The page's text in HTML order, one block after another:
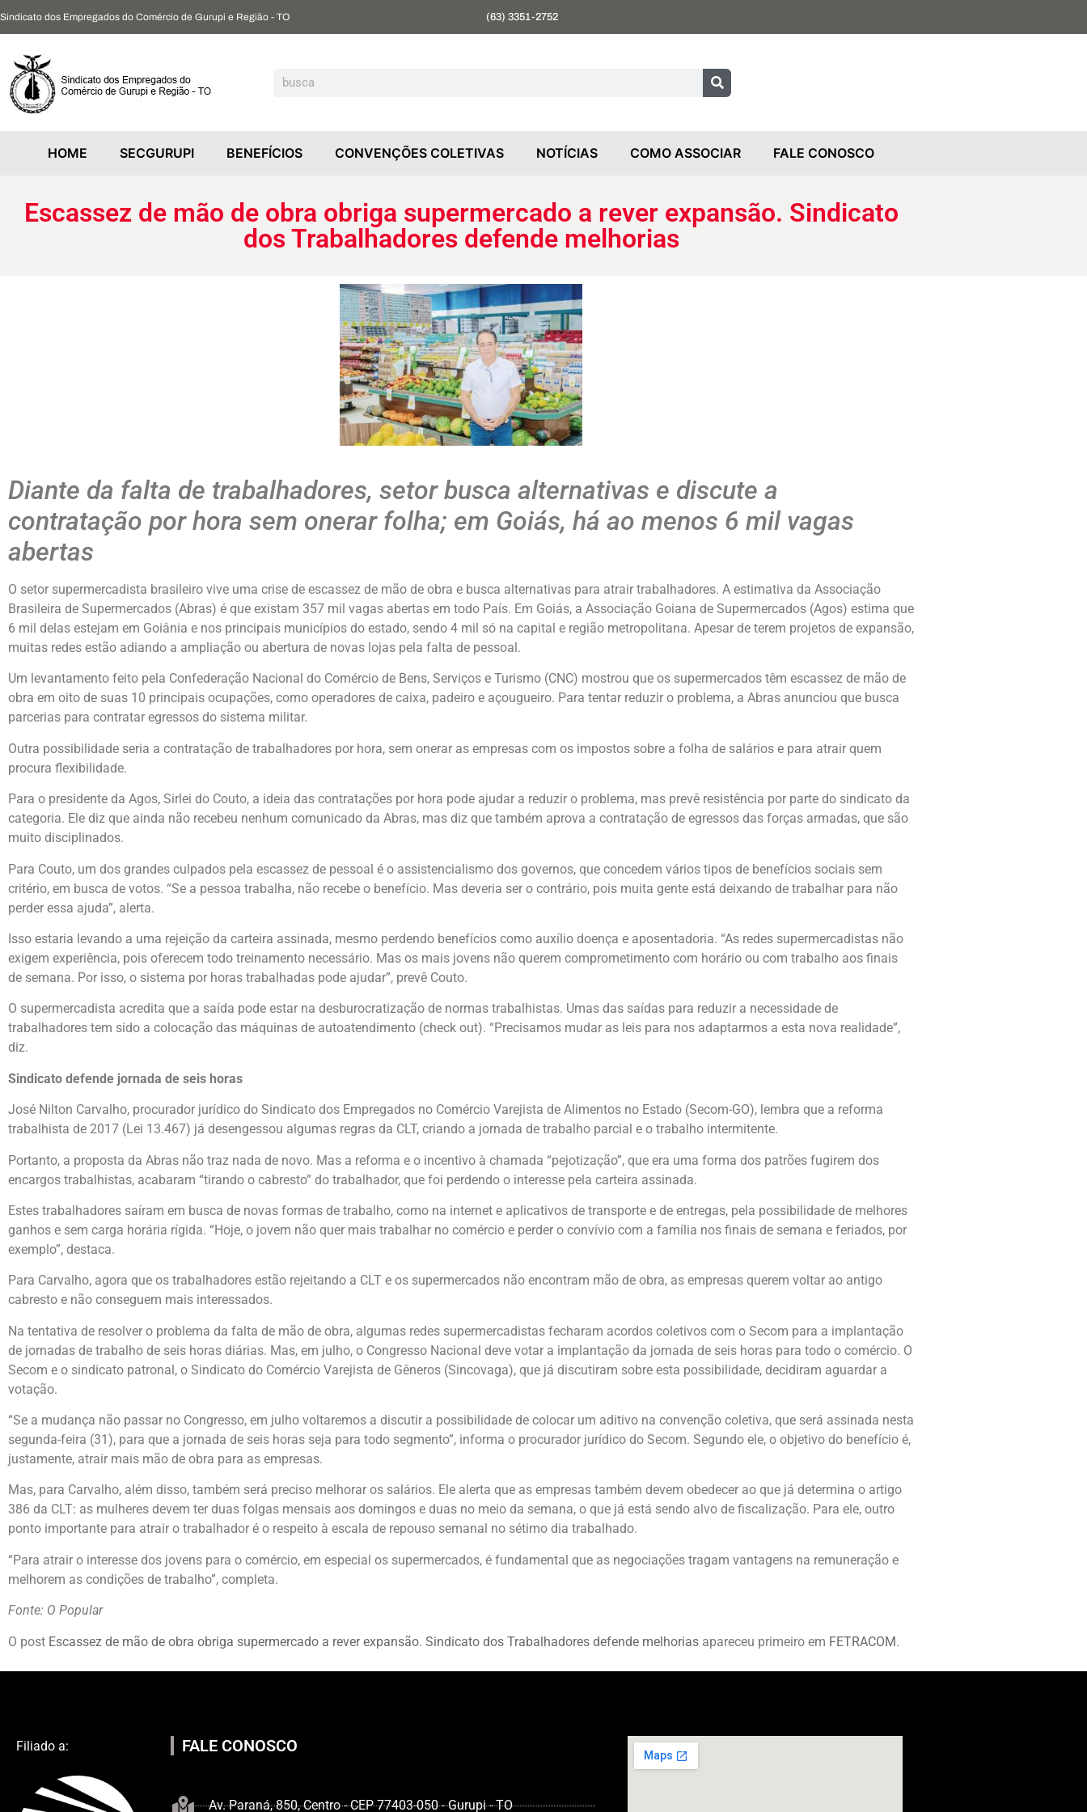
Sindicato dos Empregados do Comércio de Gurupi e Região - TO (63) 3351-2752
HOME SECGURUPI BENEFÍCIOS CONVENÇÕES COLETIVAS NOTÍCIAS COMO ASSOCIAR FALE CONOSCO
Escassez de mão de obra obriga supermercado a rever expansão. Sindicato
dos Trabalhadores defende melhorias
Diante da falta de trabalhadores, setor busca alternativas e discute a
contratação por hora sem onerar folha; em Goiás, há ao menos 6 mil vagas
abertas
O setor supermercadista brasileiro vive uma crise de escassez de mão de obra e busca alternativas para atrair trabalhadores. A estimativa da Associação
Brasileira de Supermercados (Abras) é que existam 357 mil vagas abertas em todo País. Em Goiás, a Associação Goiana de Supermercados (Agos) estima que
6 mil delas estejam em Goiânia e nos principais municípios do estado, sendo 4 mil só na capital e região metropolitana. Apesar de terem projetos de expansão,
muitas redes estão adiando a ampliação ou abertura de novas lojas pela falta de pessoal.
Um levantamento feito pela Confederação Nacional do Comércio de Bens, Serviços e Turismo (CNC) mostrou que os supermercados têm escassez de mão de
obra em oito de suas 10 principais ocupações, como operadores de caixa, padeiro e açougueiro. Para tentar reduzir o problema, a Abras anunciou que busca
parcerias para contratar egressos do sistema militar.
Outra possibilidade seria a contratação de trabalhadores por hora, sem onerar as empresas com os impostos sobre a folha de salários e para atrair quem
procura flexibilidade.
Para o presidente da Agos, Sirlei do Couto, a ideia das contratações por hora pode ajudar a reduzir o problema, mas prevê resistência por parte do sindicato da
categoria. Ele diz que ainda não recebeu nenhum comunicado da Abras, mas diz que também aprova a contratação de egressos das forças armadas, que são
muito disciplinados.
Para Couto, um dos grandes culpados pela escassez de pessoal é o assistencialismo dos governos, que concedem vários tipos de benefícios sociais sem
critério, em busca de votos. “Se a pessoa trabalha, não recebe o benefício. Mas deveria ser o contrário, pois muita gente está deixando de trabalhar para não
perder essa ajuda”, alerta.
Isso estaria levando a uma rejeição da carteira assinada, mesmo perdendo benefícios como auxílio doença e aposentadoria. “As redes supermercadistas não
exigem experiência, pois oferecem todo treinamento necessário. Mas os mais jovens não querem comprometimento com horário ou com trabalho aos finais
de semana. Por isso, o sistema por horas trabalhadas pode ajudar”, prevê Couto.
O supermercadista acredita que a saída pode estar na desburocratização de normas trabalhistas. Umas das saídas para reduzir a necessidade de
trabalhadores tem sido a colocação das máquinas de autoatendimento (check out). “Precisamos mudar as leis para nos adaptarmos a esta nova realidade”,
diz.
Sindicato defende jornada de seis horas
José Nilton Carvalho, procurador jurídico do Sindicato dos Empregados no Comércio Varejista de Alimentos no Estado (Secom-GO), lembra que a reforma
trabalhista de 2017 (Lei 13.467) já desengessou algumas regras da CLT, criando a jornada de trabalho parcial e o trabalho intermitente.
Portanto, a proposta da Abras não traz nada de novo. Mas a reforma e o incentivo à chamada “pejotização”, que era uma forma dos patrões fugirem dos
encargos trabalhistas, acabaram “tirando o cabresto” do trabalhador, que foi perdendo o interesse pela carteira assinada.
Estes trabalhadores saíram em busca de novas formas de trabalho, como na internet e aplicativos de transporte e de entregas, pela possibilidade de melhores
ganhos e sem carga horária rígida. “Hoje, o jovem não quer mais trabalhar no comércio e perder o convívio com a família nos finais de semana e feriados, por
exemplo”, destaca.
Para Carvalho, agora que os trabalhadores estão rejeitando a CLT e os supermercados não encontram mão de obra, as empresas querem voltar ao antigo
cabresto e não conseguem mais interessados.
Na tentativa de resolver o problema da falta de mão de obra, algumas redes supermercadistas fecharam acordos coletivos com o Secom para a implantação
de jornadas de trabalho de seis horas diárias. Mas, em julho, o Congresso Nacional deve votar a implantação da jornada de seis horas para todo o comércio. O
Secom e o sindicato patronal, o Sindicato do Comércio Varejista de Gêneros (Sincovaga), que já discutiram sobre esta possibilidade, decidiram aguardar a
votação.
“Se a mudança não passar no Congresso, em julho voltaremos a discutir a possibilidade de colocar um aditivo na convenção coletiva, que será assinada nesta
segunda-feira (31), para que a jornada de seis horas seja para todo segmento”, informa o procurador jurídico do Secom. Segundo ele, o objetivo do benefício é,
justamente, atrair mais mão de obra para as empresas.
Mas, para Carvalho, além disso, também será preciso melhorar os salários. Ele alerta que as empresas também devem obedecer ao que já determina o artigo
386 da CLT: as mulheres devem ter duas folgas mensais aos domingos e duas no meio da semana, o que já está sendo alvo de fiscalização. Para ele, outro
ponto importante para atrair o trabalhador é o respeito à escala de repouso semanal no sétimo dia trabalhado.
“Para atrair o interesse dos jovens para o comércio, em especial os supermercados, é fundamental que as negociações tragam vantagens na remuneração e
melhorem as condições de trabalho”, completa.
Fonte: O Popular
O post Escassez de mão de obra obriga supermercado a rever expansão. Sindicato dos Trabalhadores defende melhorias apareceu primeiro em FETRACOM.
Filiado a: FALE CONOSCO
Av. Paraná, 850, Centro - CEP 77403-050 - Gurupi - TO